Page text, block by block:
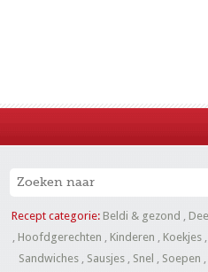
Recept categorie: Beldi & gezond ,
, Hoofdgerechten , Kinderen , Koekjes ,
Sandwiches , Sausjes , Snel , Soepen ,